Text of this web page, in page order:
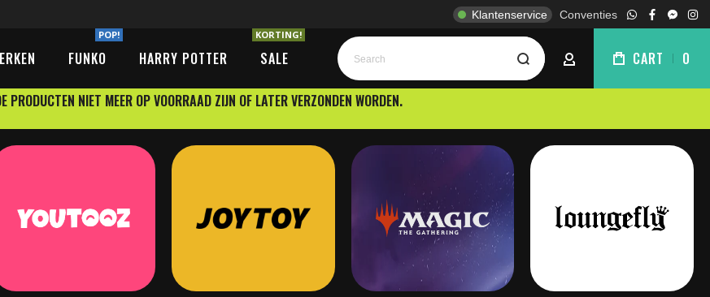
Klantenservice Conventies
whatsapp
facebook
FUNKO
POP!
HARRY POTTER SALE
KORTING!
ACCOUNT CART 0
NIET MEER OP VOORRAAD ZIJN OF LATER VERZONDEN WORDEN.